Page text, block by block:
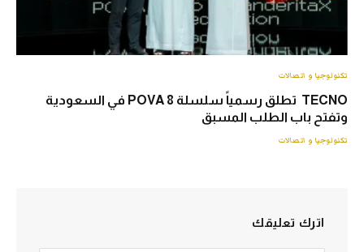
تكنولوجيا و اتصالات
TECNO تطلق رسمياً سلسلة POVA 8 في السعودية
وتفتح باب الطلب المسبق
تكنولوجيا و اتصالات
اترك تعليقك